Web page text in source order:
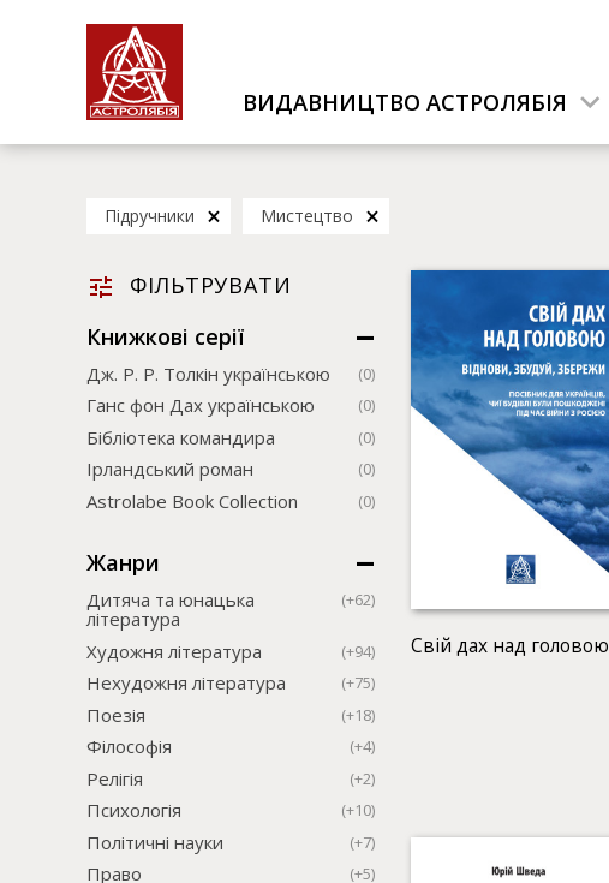
ВИДАВНИЦТВО АСТРОЛЯБІЯ
Підручники Мистецтво
ФІЛЬТРУВАТИ
Книжкові серії
Дж. Р. Р. Толкін українською (0)
Ганс фон Дах українською (0)
Бібліотека командира (0)
Ірландський роман (0)
Astrolabe Book Collection (0)
Жанри
Дитяча та юнацька
література
(+62)
Художня література (+94)
Нехудожня література (+75)
Поезія (+18)
Філософія (+4)
Релігія (+2)
Психологія (+10)
Політичні науки (+7)
Право (+5)
Свій дах над головою